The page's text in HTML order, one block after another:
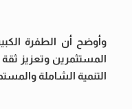
وأوضح أن الطفرة
المستثمرين وتعزيز
التنمية الشاملة